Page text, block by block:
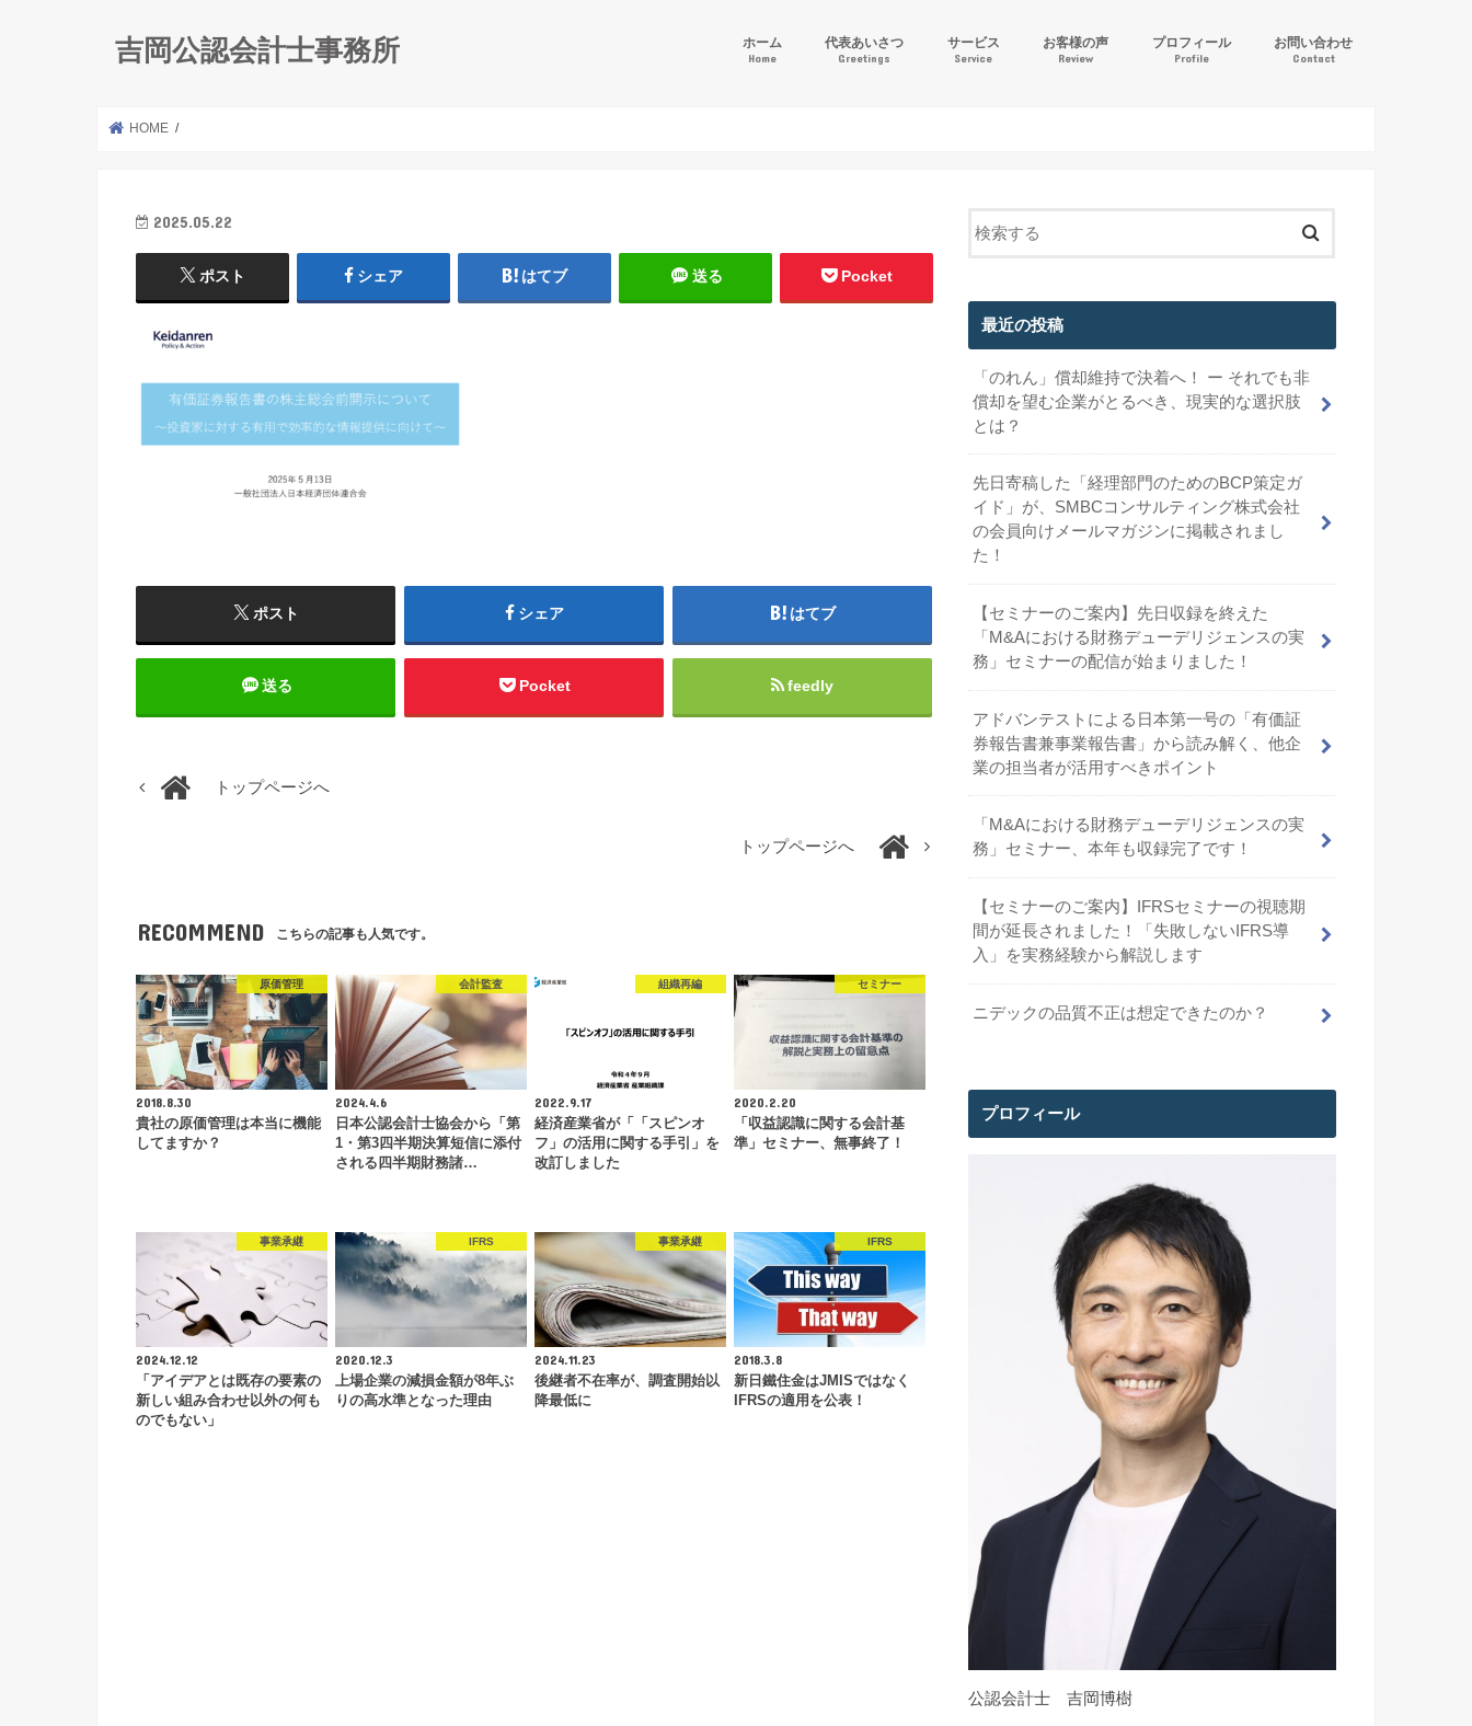
吉岡公認会計士事務所 ホーム
Home
代表あいさつ
Greetings
サービス
Service
お客様の声
Review
プロフィール
Profile
お問い合わせ
Contact
HOME
2025.05.22
ポスト シェア はてブ 送る Pocket
ポスト シェア はてブ
送る Pocket feedly
トップページへ
トップページへ
RECOMMEND こちらの記事も人気です。
原価管理
2018.8.30
貴社の原価管理は本当に機能
してますか？
会計監査
2024.4.6
日本公認会計士協会から「第
1・第3四半期決算短信に添付
される四半期財務諸…
組織再編
2022.9.17
経済産業省が「「スピンオ
フ」の活用に関する手引」を
改訂しました
セミナー
2020.2.20
「収益認識に関する会計基
準」セミナー、無事終了！
事業承継
2024.12.12
「アイデアとは既存の要素の
新しい組み合わせ以外の何も
のでもない」
IFRS
2020.12.3
上場企業の減損金額が8年ぶ
りの高水準となった理由
事業承継
2024.11.23
後継者不在率が、調査開始以
降最低に
IFRS
2018.3.8
新日鐵住金はJMISではなく
IFRSの適用を公表！
最近の投稿
「のれん」償却維持で決着へ！ ー それでも非
償却を望む企業がとるべき、現実的な選択肢
とは？
先日寄稿した「経理部門のためのBCP策定ガ
イド」が、SMBCコンサルティング株式会社
の会員向けメールマガジンに掲載されまし
た！
【セミナーのご案内】先日収録を終えた
「M&Aにおける財務デューデリジェンスの実
務」セミナーの配信が始まりました！
アドバンテストによる日本第一号の「有価証
券報告書兼事業報告書」から読み解く、他企
業の担当者が活用すべきポイント
「M&Aにおける財務デューデリジェンスの実
務」セミナー、本年も収録完了です！
【セミナーのご案内】IFRSセミナーの視聴期
間が延長されました！「失敗しないIFRS導
入」を実務経験から解説します
ニデックの品質不正は想定できたのか？
プロフィール
公認会計士 吉岡博樹